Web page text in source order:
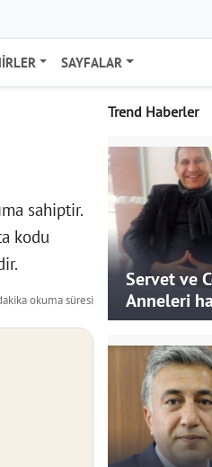
SAYFALAR
sahiptir.
kodu
okuma süresi
Trend Haberler
Servet ve
Anneleri